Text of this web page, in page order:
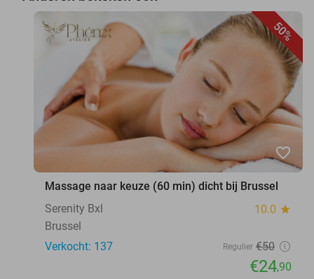
50%
favorite_border
Massage naar keuze (60 min) dicht bij Brussel
Serenity Bxl
10.0 star
Brussel
Verkocht: 137
Regulier €50
€24,90